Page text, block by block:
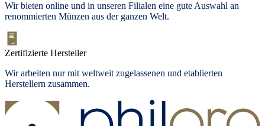
Wir bieten online und in unseren Filialen eine gute Auswahl an
renommierten Münzen aus der ganzen Welt.
Zertifizierte Hersteller
Wir arbeiten nur mit weltweit zugelassenen und etablierten
Herstellern zusammen.